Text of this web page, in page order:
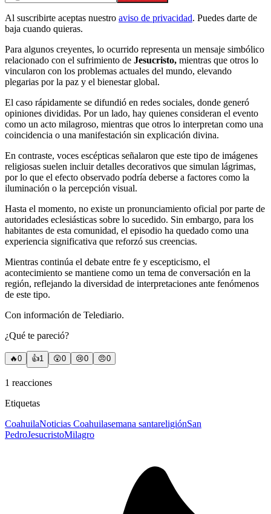
Al suscribirte aceptas nuestro aviso de privacidad. Puedes darte de
baja cuando quieras.
Para algunos creyentes, lo ocurrido representa un mensaje simbólico
relacionado con el sufrimiento de Jesucristo, mientras que otros lo
vincularon con los problemas actuales del mundo, elevando
plegarias por la paz y el bienestar global.
El caso rápidamente se difundió en redes sociales, donde generó
opiniones divididas. Por un lado, hay quienes consideran el evento
como un acto milagroso, mientras que otros lo interpretan como una
coincidencia o una manifestación sin explicación divina.
En contraste, voces escépticas señalaron que este tipo de imágenes
religiosas suelen incluir detalles decorativos que simulan lágrimas,
por lo que el efecto observado podría deberse a factores como la
iluminación o la percepción visual.
Hasta el momento, no existe un pronunciamiento oficial por parte de
autoridades eclesiásticas sobre lo sucedido. Sin embargo, para los
habitantes de esta comunidad, el episodio ha quedado como una
experiencia significativa que reforzó sus creencias.
Mientras continúa el debate entre fe y escepticismo, el
acontecimiento se mantiene como un tema de conversación en la
región, reflejando la diversidad de interpretaciones ante fenómenos
de este tipo.
Con información de Telediario.
¿Qué te pareció?
🔥0 👍1 😲0 😢0 😠0
1 reacciones
Etiquetas
CoahuilaNoticias Coahuilasemana santareligiónSan
PedroJesucristoMilagro